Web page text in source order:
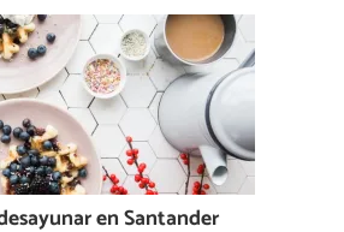
en Santander